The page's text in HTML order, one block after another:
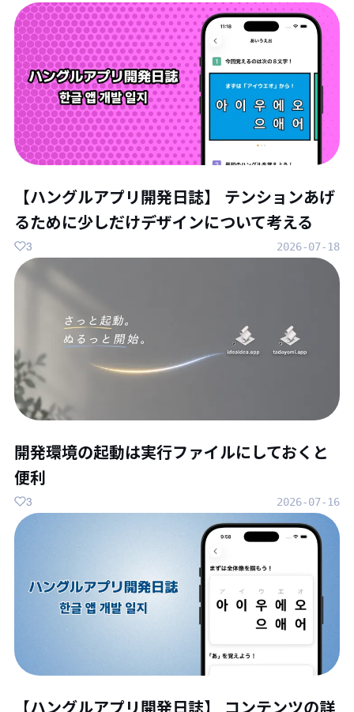
【ハングルアプリ開発日誌】 テンションあげ
るために少しだけデザインについて考える
2026-07-18
3
開発環境の起動は実行ファイルにしておくと
便利
2026-07-16
3
【ハングルアプリ開発日誌】 コンテンツの詳